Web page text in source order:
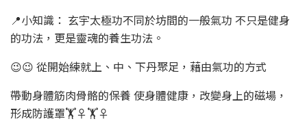
📍小知識： 玄宇太極功不同於坊間的一般氣功 不只是健身
的功法，更是靈魂的養生功法。
😉😉 從開始練就上、中、下丹聚足，藉由氣功的方式
帶動身體筋肉骨骼的保養 使身體健康，改變身上的磁場，
形成防護罩🏋♀🏋♀